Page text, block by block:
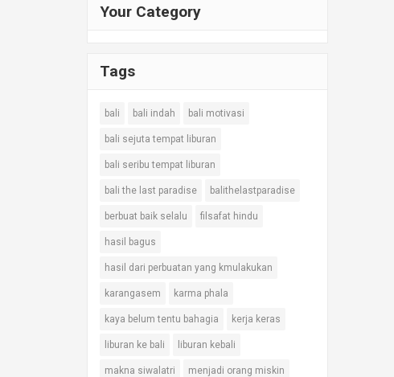
Your Category
Tags
bali bali indah bali motivasi
bali sejuta tempat liburan
bali seribu tempat liburan
bali the last paradise balithelastparadise
berbuat baik selalu filsafat hindu
hasil bagus
hasil dari perbuatan yang kmulakukan
karangasem karma phala
kaya belum tentu bahagia kerja keras
liburan ke bali liburan kebali
makna siwalatri menjadi orang miskin